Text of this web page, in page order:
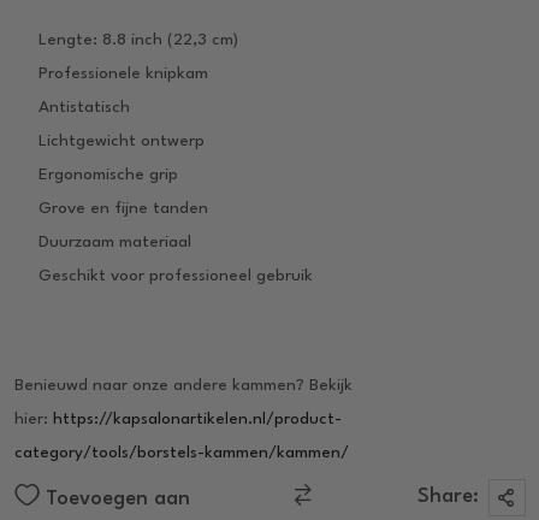
Lengte: 8.8 inch (22,3 cm)
Professionele knipkam
Antistatisch
Lichtgewicht ontwerp
Ergonomische grip
Grove en fijne tanden
Duurzaam materiaal
Geschikt voor professioneel gebruik
Benieuwd naar onze andere kammen? Bekijk
hier: https://kapsalonartikelen.nl/product-
category/tools/borstels-kammen/kammen/
Toevoegen aan
Share: